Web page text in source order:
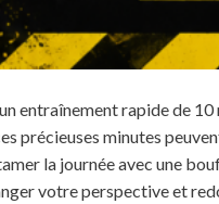
entraînement rapide de
précieuses minutes
la journée avec une
votre perspective et